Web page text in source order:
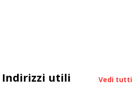
Indirizzi utili Vedi tutti